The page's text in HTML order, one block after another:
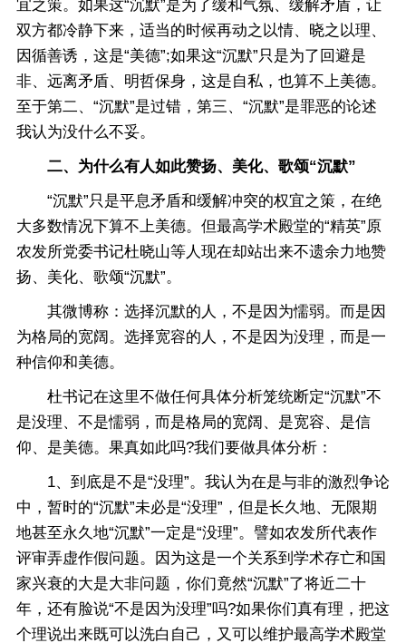
宜之策。如果这“沉默”是为了缓和气氛、缓解矛盾，让
双方都冷静下来，适当的时候再动之以情、晓之以理、
因循善诱，这是“美德”;如果这“沉默”只是为了回避是
非、远离矛盾、明哲保身，这是自私，也算不上美德。
至于第二、“沉默”是过错，第三、“沉默”是罪恶的论述
我认为没什么不妥。
二、为什么有人如此赞扬、美化、歌颂“沉默”
“沉默”只是平息矛盾和缓解冲突的权宜之策，在绝
大多数情况下算不上美德。但最高学术殿堂的“精英”原
农发所党委书记杜晓山等人现在却站出来不遗余力地赞
扬、美化、歌颂“沉默”。
其微博称：选择沉默的人，不是因为懦弱。而是因
为格局的宽阔。选择宽容的人，不是因为没理，而是一
种信仰和美德。
杜书记在这里不做任何具体分析笼统断定“沉默”不
是没理、不是懦弱，而是格局的宽阔、是宽容、是信
仰、是美德。果真如此吗?我们要做具体分析：
1、到底是不是“没理”。我认为在是与非的激烈争论
中，暂时的“沉默”未必是“没理”，但是长久地、无限期
地甚至永久地“沉默”一定是“没理”。譬如农发所代表作
评审弄虚作假问题。因为这是一个关系到学术存亡和国
家兴衰的大是大非问题，你们竟然“沉默”了将近二十
年，还有脸说“不是因为没理”吗?如果你们真有理，把这
个理说出来既可以洗白自己，又可以维护最高学术殿堂